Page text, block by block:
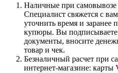
Наличные при самовывозе
Специалист свяжется с
уточнить время и заранее
купюры. Вы подписываете
документы, вносите
товар и чек.
Безналичный расчет при
интернет-магазине: